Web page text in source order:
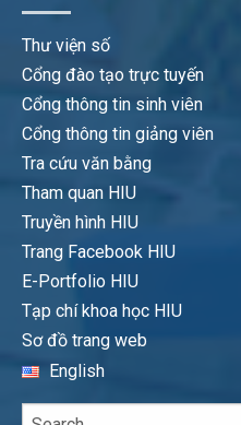
Thư viện số
Cổng đào tạo trực tuyến
Cổng thông tin sinh viên
Cổng thông tin giảng viên
Tra cứu văn bằng
Tham quan HIU
Truyền hình HIU
Trang Facebook HIU
E-Portfolio HIU
Tạp chí khoa học HIU
Sơ đồ trang web
English